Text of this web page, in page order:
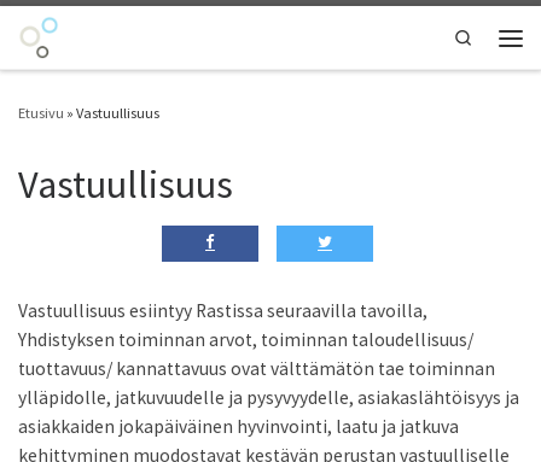
Skip to content
Search
Etusivu » Vastuullisuus
Vastuullisuus
Vastuullisuus esiintyy Rastissa seuraavilla tavoilla,
Yhdistyksen toiminnan arvot, toiminnan taloudellisuus/
tuottavuus/ kannattavuus ovat välttämätön tae toiminnan
ylläpidolle, jatkuvuudelle ja pysyvyydelle, asiakaslähtöisyys ja
asiakkaiden jokapäiväinen hyvinvointi, laatu ja jatkuva
kehittyminen muodostavat kestävän perustan vastuulliselle